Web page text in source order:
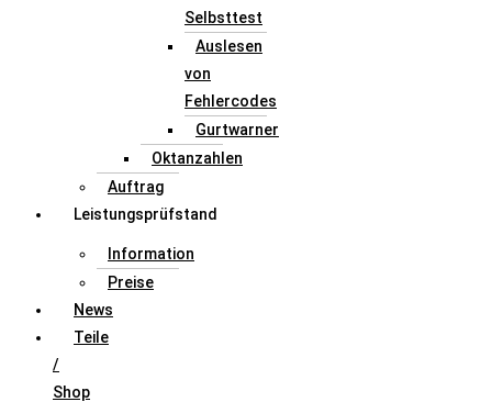
Selbsttest
Auslesen
von
Fehlercodes
Gurtwarner
Oktanzahlen
Auftrag
Leistungsprüfstand
Information
Preise
News
Teile
/
Shop